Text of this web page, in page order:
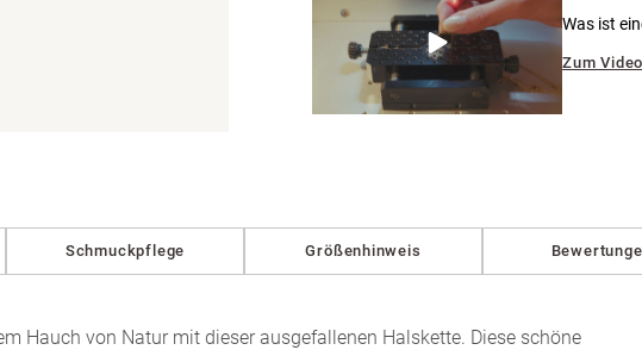
Was ist
Zum Video
Schmuckpflege Größenhinweis
Hauch von Natur mit dieser ausgefallenen Halskette. Diese schöne